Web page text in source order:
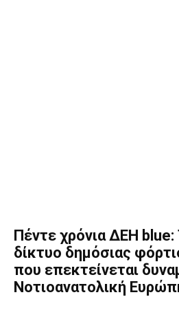
Πέντε χρόνια ΔΕΗ
δίκτυο δημόσιας
που επεκτείνεται
Νοτιοανατολική